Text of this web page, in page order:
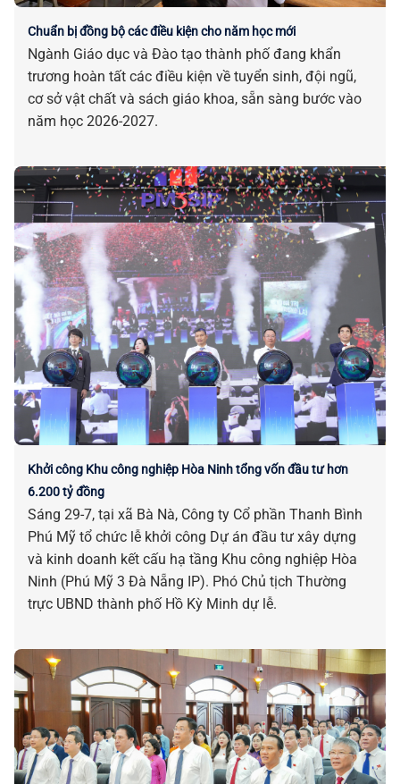
Chuẩn bị đồng bộ các điều kiện cho năm học mới
Ngành Giáo dục và Đào tạo thành phố đang khẩn
trương hoàn tất các điều kiện về tuyển sinh, đội ngũ,
cơ sở vật chất và sách giáo khoa, sẵn sàng bước vào
năm học 2026-2027.
Khởi công Khu công nghiệp Hòa Ninh tổng vốn đầu tư hơn
6.200 tỷ đồng
Sáng 29-7, tại xã Bà Nà, Công ty Cổ phần Thanh Bình
Phú Mỹ tổ chức lễ khởi công Dự án đầu tư xây dựng
và kinh doanh kết cấu hạ tầng Khu công nghiệp Hòa
Ninh (Phú Mỹ 3 Đà Nẵng IP). Phó Chủ tịch Thường
trực UBND thành phố Hồ Kỳ Minh dự lễ.